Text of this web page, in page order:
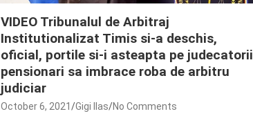
VIDEO Tribunalul de Arbitraj
Institutionalizat Timis si-a deschis,
oficial, portile si-i asteapta pe judecatorii
pensionari sa imbrace roba de arbitru
judiciar
October 6, 2021 Gigi Ilas No Comments